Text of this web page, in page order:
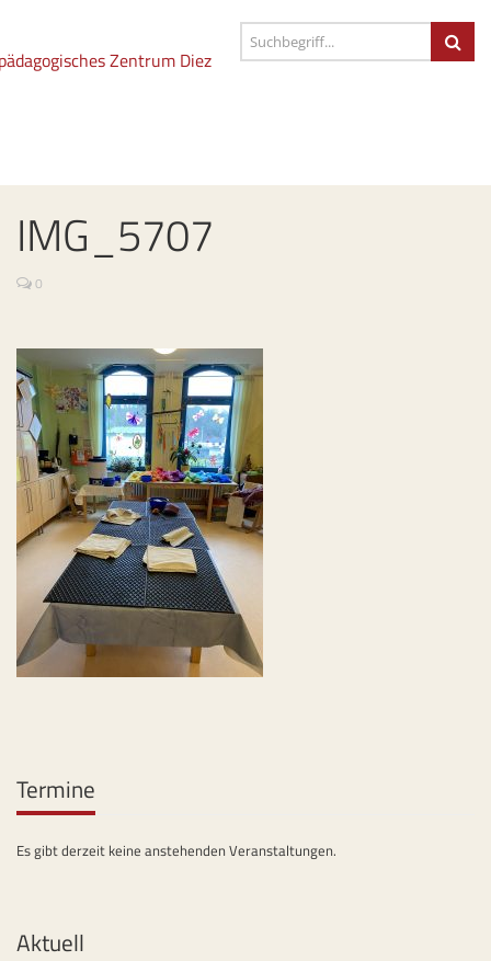
IMG_5707
0
Termine
Es gibt derzeit keine anstehenden Veranstaltungen.
Aktuell